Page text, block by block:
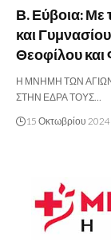
Β. Εύβοια: Με
και
Θεοφίλου και
Η ΜΝΗΜΗ ΤΩΝ
ΣΤΗΝ ΕΔΡΑ ΤΟΥΣ…
15 Οκτωβρίου 2024